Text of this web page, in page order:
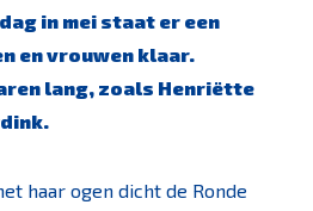
in mei staat er een
en vrouwen klaar.
lang, zoals Henriëtte
haar ogen dicht de Ronde